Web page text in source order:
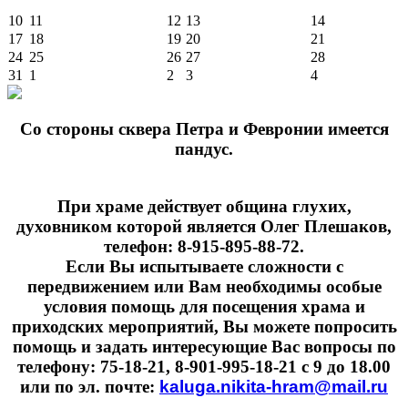
10 11 12 13
14
17 18 19 20
21
24 25 26 27
28
31
1 2 3 4
Cо стороны сквера Петра и Февронии имеется
пандус.
При храме действует община глухих,
духовником которой является Олег Плешаков,
телефон: 8-915-895-88-72.
Если Вы испытываете сложности с
передвижением или Вам необходимы особые
условия помощь для посещения храма и
приходских мероприятий, Вы можете попросить
помощь и задать интересующие Вас вопросы по
телефону: 75-18-21, 8-901-995-18-21 с 9 до 18.00
или по эл. почте: kaluga.nikita-hram@mail.ru